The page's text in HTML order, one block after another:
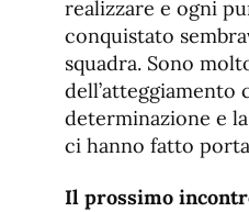
realizzare e ogni
conquistato
squadra. Sono
dell’atteggiamento
determinazione e
ci hanno fatto
Il prossimo